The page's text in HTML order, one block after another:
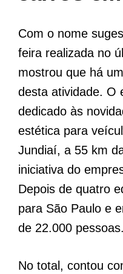
Com o nome
feira realizada no
mostrou que há
desta atividade. O
dedicado às
estética para
Jundiaí, a 55 km
iniciativa do
Depois de quatro
para São Paulo e
de 22.000 pessoas.
No total, contou